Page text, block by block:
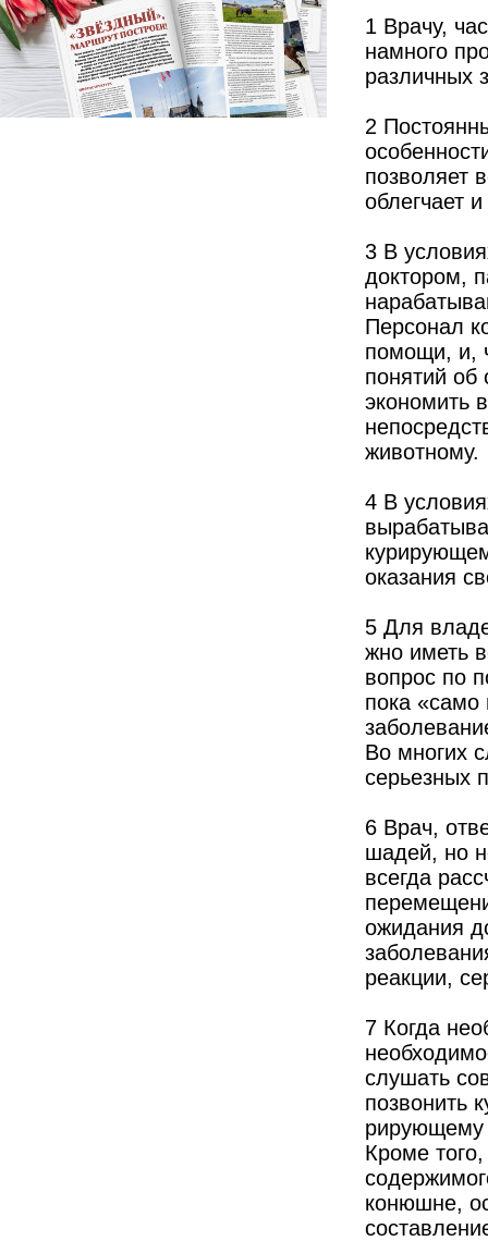
1 Врачу,
намного
различных
2
позволяет
облегчает
3 В
доктором,
Персонал
помощи, и,
понятий об
экономить
животному.
4 В
оказания
5 Для
жно иметь
вопрос по
пока «само
Во многих
серьезных
6 Врач,
шадей, но
всегда
ожидания
реакции,
7 Когда
слушать
позвонить
рирующему
Кроме
конюшне,